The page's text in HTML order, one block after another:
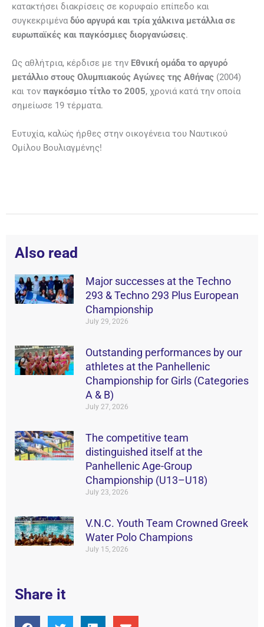
κατακτήσει διακρίσεις σε κορυφαίο επίπεδο και
συγκεκριμένα δύο αργυρά και τρία χάλκινα μετάλλια σε
ευρωπαϊκές και παγκόσμιες διοργανώσεις.
Ως αθλήτρια, κέρδισε με την Εθνική ομάδα το αργυρό
μετάλλιο στους Ολυμπιακούς Αγώνες της Αθήνας (2004)
και τον παγκόσμιο τίτλο το 2005, χρονιά κατά την οποία
σημείωσε 19 τέρματα.
Ευτυχία, καλώς ήρθες στην οικογένεια του Ναυτικού
Ομίλου Βουλιαγμένης!
Also read
Major successes at the Techno
293 & Techno 293 Plus European
Championship
July 29, 2026
Outstanding performances by our
athletes at the Panhellenic
Championship for Girls (Categories
A & B)
July 27, 2026
The competitive team
distinguished itself at the
Panhellenic Age-Group
Championship (U13–U18)
July 23, 2026
V.N.C. Youth Team Crowned Greek
Water Polo Champions
July 15, 2026
Share it